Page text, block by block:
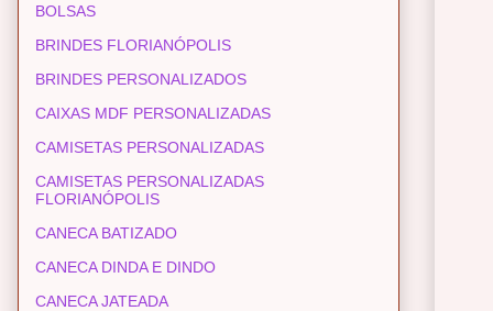
BOLSAS
BRINDES FLORIANÓPOLIS
BRINDES PERSONALIZADOS
CAIXAS MDF PERSONALIZADAS
CAMISETAS PERSONALIZADAS
CAMISETAS PERSONALIZADAS
FLORIANÓPOLIS
CANECA BATIZADO
CANECA DINDA E DINDO
CANECA JATEADA